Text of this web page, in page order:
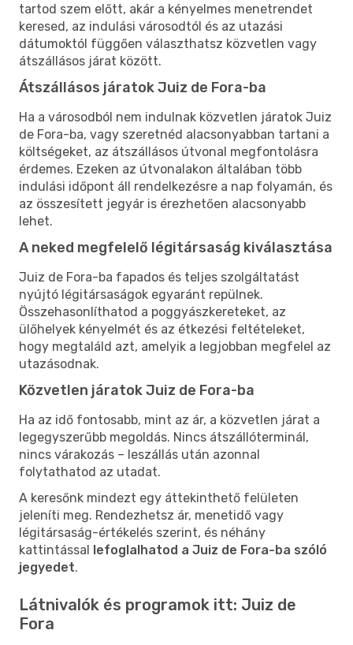
tartod szem előtt, akár a kényelmes menetrendet
keresed, az indulási városodtól és az utazási
dátumoktól függően választhatsz közvetlen vagy
átszállásos járat között.
Átszállásos járatok Juiz de Fora-ba
Ha a városodból nem indulnak közvetlen járatok Juiz
de Fora-ba, vagy szeretnéd alacsonyabban tartani a
költségeket, az átszállásos útvonal megfontolásra
érdemes. Ezeken az útvonalakon általában több
indulási időpont áll rendelkezésre a nap folyamán, és
az összesített jegyár is érezhetően alacsonyabb
lehet.
A neked megfelelő légitársaság kiválasztása
Juiz de Fora-ba fapados és teljes szolgáltatást
nyújtó légitársaságok egyaránt repülnek.
Összehasonlíthatod a poggyászkereteket, az
ülőhelyek kényelmét és az étkezési feltételeket,
hogy megtaláld azt, amelyik a legjobban megfelel az
utazásodnak.
Közvetlen járatok Juiz de Fora-ba
Ha az idő fontosabb, mint az ár, a közvetlen járat a
legegyszerűbb megoldás. Nincs átszállóterminál,
nincs várakozás – leszállás után azonnal
folytathatod az utadat.
A keresőnk mindezt egy áttekinthető felületen
jeleníti meg. Rendezhetsz ár, menetidő vagy
légitársaság-értékelés szerint, és néhány
kattintással lefoglalhatod a Juiz de Fora-ba szóló
jegyedet.
Látnivalók és programok itt: Juiz de
Fora